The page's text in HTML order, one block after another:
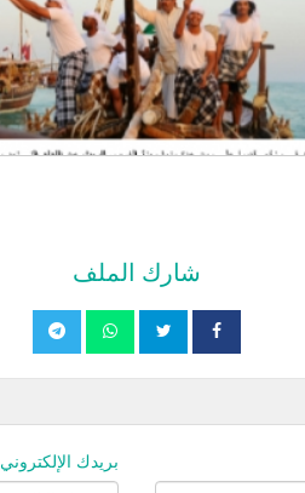
شارك الملف
بريدك الإلكتروني